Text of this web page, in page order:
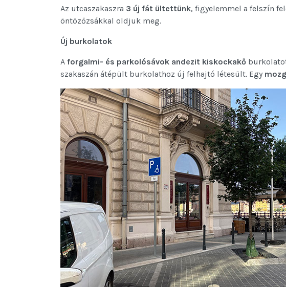
Az utcaszakaszra 3 új fát ültettünk, figyelemmel a felszín
öntözőzsákkal oldjuk meg.
Új burkolatok
A forgalmi- és parkolósávok andezit kiskockakő
szakaszán átépült burkolathoz új felhajtó létesült. Egy